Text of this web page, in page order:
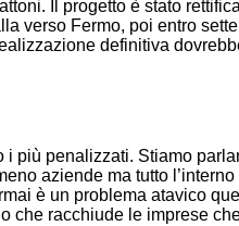
Il progetto è stato
verso Fermo, poi entro
definitiva
più penalizzati. Stiamo
aziende ma tutto
è un problema atavico
racchiude le imprese